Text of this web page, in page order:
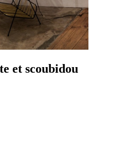
et scoubidou